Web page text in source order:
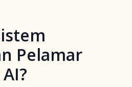
Pelamar